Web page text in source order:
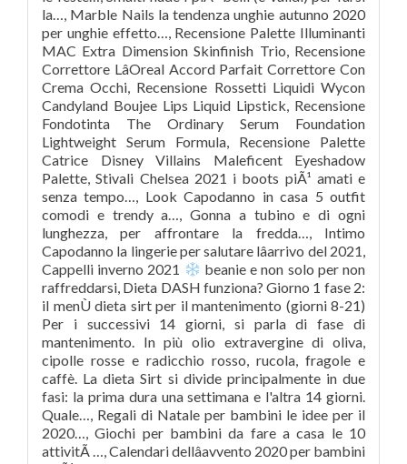
la…, Marble Nails la tendenza unghie autunno 2020
per unghie effetto…, Recensione Palette Illuminanti
MAC Extra Dimension Skinfinish Trio, Recensione
Correttore LâOreal Accord Parfait Correttore Con
Crema Occhi, Recensione Rossetti Liquidi Wycon
Candyland Boujee Lips Liquid Lipstick, Recensione
Fondotinta The Ordinary Serum Foundation
Lightweight Serum Formula, Recensione Palette
Catrice Disney Villains Maleficent Eyeshadow
Palette, Stivali Chelsea 2021 i boots piÃ¹ amati e
senza tempo…, Look Capodanno in casa 5 outfit
comodi e trendy a…, Gonna a tubino e di ogni
lunghezza, per affrontare la fredda…, Intimo
Capodanno la lingerie per salutare lâarrivo del 2021,
Cappelli inverno 2021
beanie e non solo per non
raffreddarsi, Dieta DASH funziona? Giorno 1 fase 2:
il menÙ dieta sirt per il mantenimento (giorni 8-21)
Per i successivi 14 giorni, si parla di fase di
mantenimento. In più olio extravergine di oliva,
cipolle rosse e radicchio rosso, rucola, fragole e
caffè. La dieta Sirt si divide principalmente in due
fasi: la prima dura una settimana e l'altra 14 giorni.
Quale…, Regali di Natale per bambini le idee per il
2020…, Giochi per bambini da fare a casa le 10
attivitÃ …, Calendari dellâavvento 2020 per bambini